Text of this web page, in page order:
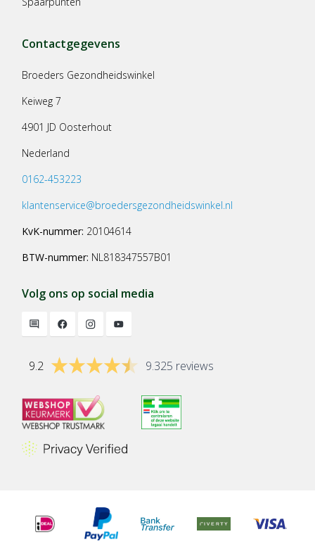
Contactgegevens
Broeders Gezondheidswinkel
Keiweg 7
4901 JD Oosterhout
Nederland
0162-453223
klantenservice@broedersgezondheidswinkel.nl
KvK-nummer: 20104614
BTW-nummer: NL818347557B01
Volg ons op social media
9.2 9.325 reviews